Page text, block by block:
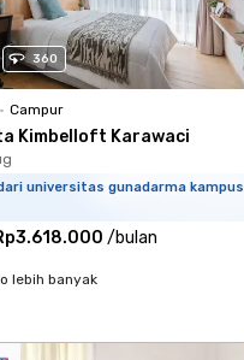
360
• Campur
Kimbelloft Karawaci
universitas gunadarma kampus
/bulan
lebih banyak